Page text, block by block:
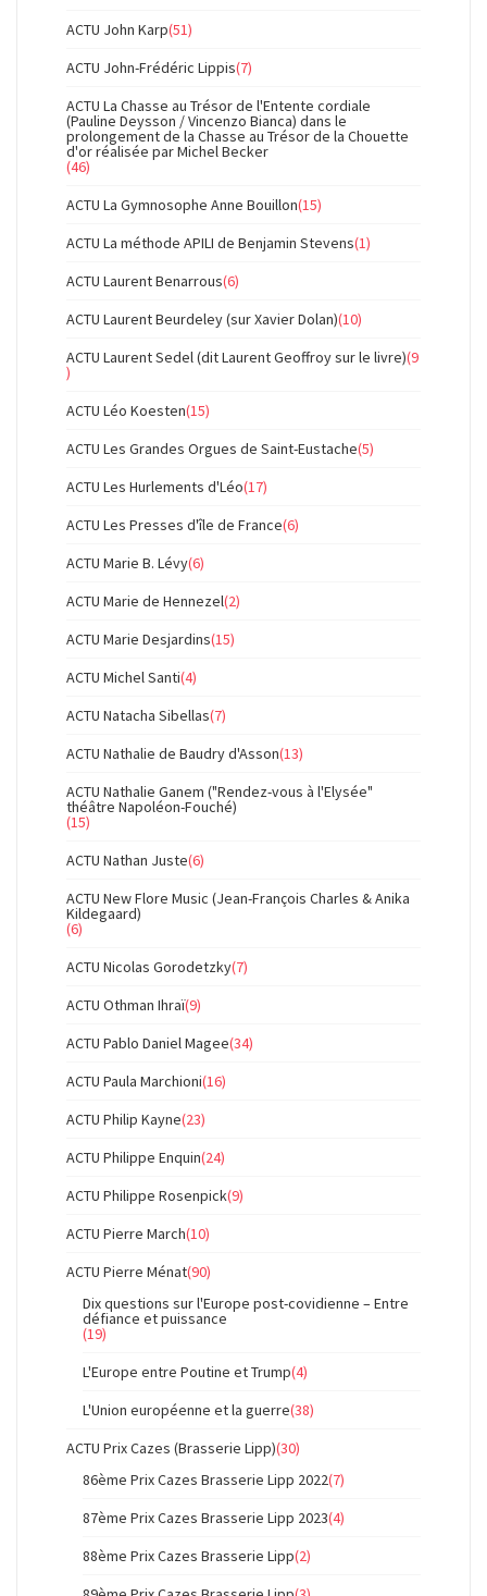
ACTU John Karp(51)
ACTU John-Frédéric Lippis(7)
ACTU La Chasse au Trésor de l'Entente cordiale
(Pauline Deysson / Vincenzo Bianca) dans le
prolongement de la Chasse au Trésor de la Chouette
d'or réalisée par Michel Becker
(46)
ACTU La Gymnosophe Anne Bouillon(15)
ACTU La méthode APILI de Benjamin Stevens(1)
ACTU Laurent Benarrous(6)
ACTU Laurent Beurdeley (sur Xavier Dolan)(10)
ACTU Laurent Sedel (dit Laurent Geoffroy sur le livre)(9
)
ACTU Léo Koesten(15)
ACTU Les Grandes Orgues de Saint-Eustache(5)
ACTU Les Hurlements d'Léo(17)
ACTU Les Presses d'île de France(6)
ACTU Marie B. Lévy(6)
ACTU Marie de Hennezel(2)
ACTU Marie Desjardins(15)
ACTU Michel Santi(4)
ACTU Natacha Sibellas(7)
ACTU Nathalie de Baudry d'Asson(13)
ACTU Nathalie Ganem ("Rendez-vous à l'Elysée"
théâtre Napoléon-Fouché)
(15)
ACTU Nathan Juste(6)
ACTU New Flore Music (Jean-François Charles & Anika
Kildegaard)
(6)
ACTU Nicolas Gorodetzky(7)
ACTU Othman Ihraï(9)
ACTU Pablo Daniel Magee(34)
ACTU Paula Marchioni(16)
ACTU Philip Kayne(23)
ACTU Philippe Enquin(24)
ACTU Philippe Rosenpick(9)
ACTU Pierre March(10)
ACTU Pierre Ménat(90)
Dix questions sur l'Europe post-covidienne – Entre
défiance et puissance
(19)
L'Europe entre Poutine et Trump(4)
L'Union européenne et la guerre(38)
ACTU Prix Cazes (Brasserie Lipp)(30)
86ème Prix Cazes Brasserie Lipp 2022(7)
87ème Prix Cazes Brasserie Lipp 2023(4)
88ème Prix Cazes Brasserie Lipp(2)